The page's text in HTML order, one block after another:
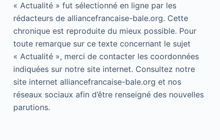
« Actualité » fut sélectionné en ligne par les
rédacteurs de alliancefrancaise-bale.org. Cette
chronique est reproduite du mieux possible. Pour
toute remarque sur ce texte concernant le sujet
« Actualité », merci de contacter les coordonnées
indiquées sur notre site internet. Consultez notre
site internet alliancefrancaise-bale.org et nos
réseaux sociaux afin d’être renseigné des nouvelles
parutions.